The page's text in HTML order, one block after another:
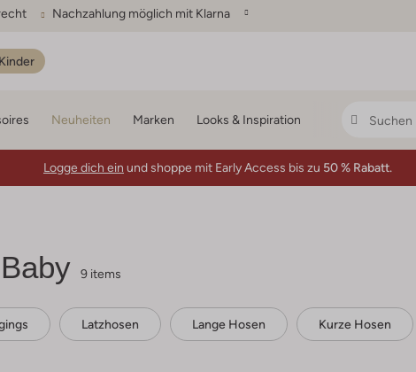
Nachzahlung möglich mit Klarna
Kinder
Neuheiten Marken Looks & Inspiration
Logge dich ein und shoppe mit Early Access bis zu 50 % Rabatt.
9 items
Latzhosen Lange Hosen Kurze Hosen